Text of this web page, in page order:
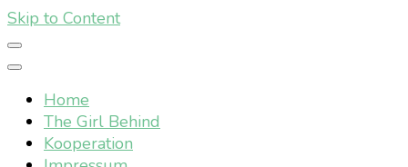
Skip to Content
Home
The Girl Behind
Kooperation